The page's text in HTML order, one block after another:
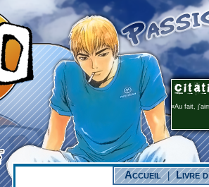
Au fait,
Accueil | Livre